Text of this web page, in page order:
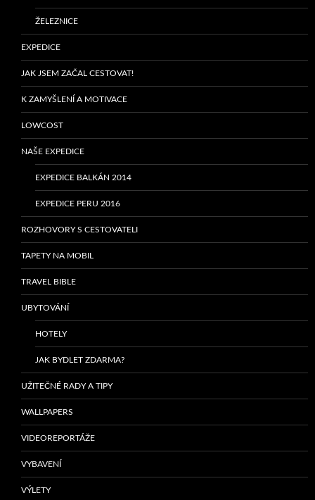
ŽELEZNICE
EXPEDICE
JAK JSEM ZAČAL CESTOVAT!
K ZAMYŠLENÍ A MOTIVACE
LOWCOST
NAŠE EXPEDICE
EXPEDICE BALKÁN 2014
EXPEDICE PERU 2016
ROZHOVORY S CESTOVATELI
TAPETY NA MOBIL
TRAVEL BIBLE
UBYTOVÁNÍ
HOTELY
JAK BYDLET ZDARMA?
UŽITEČNÉ RADY A TIPY
WALLPAPERS
VIDEOREPORTÁŽE
VYBAVENÍ
VÝLETY